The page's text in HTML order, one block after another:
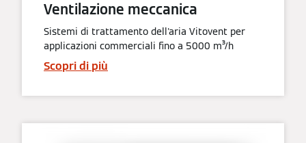
Ventilazione meccanica
Sistemi di trattamento dell'aria Vitovent per
applicazioni commerciali fino a 5000 m³/h
Scopri di più